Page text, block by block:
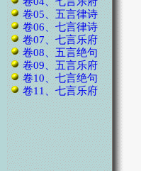
卷05、五言律诗
卷06、七言律诗
卷07、七言乐府
卷08、五言绝句
卷09、五言乐府
卷10、七言绝句
卷11、七言乐府